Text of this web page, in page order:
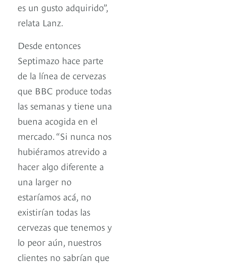
es un gusto adquirido”,
relata Lanz.
Desde entonces
Septimazo hace parte
de la línea de cervezas
que BBC produce todas
las semanas y tiene una
buena acogida en el
mercado. “Si nunca nos
hubiéramos atrevido a
hacer algo diferente a
una larger no
estaríamos acá, no
existirían todas las
cervezas que tenemos y
lo peor aún, nuestros
clientes no sabrían que